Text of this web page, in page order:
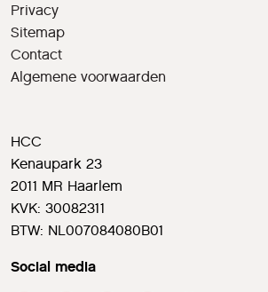
Privacy
Sitemap
Contact
Algemene voorwaarden
HCC
Kenaupark 23
2011 MR Haarlem
KVK: 30082311
BTW: NL007084080B01
Social media